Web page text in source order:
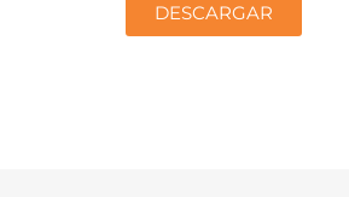
DESCARGAR